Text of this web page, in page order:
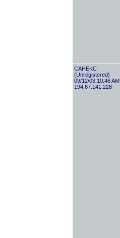
CAHEKC
(Unregistered)
09/12/03 10:46 AM
194.67.141.228